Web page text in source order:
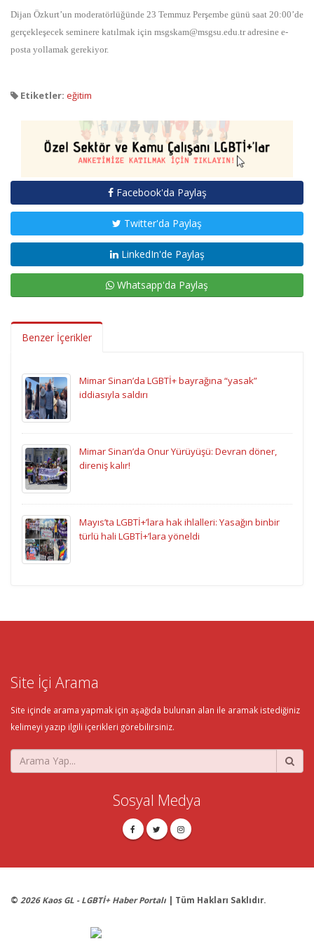
Dijan Özkurt’un moderatörlüğünde 23 Temmuz Perşembe günü saat 20:00’de
gerçekleşecek seminere katılmak için msgskam@msgsu.edu.tr adresine e-
posta yollamak gerekiyor.
Etiketler: eğitim
Facebook'da Paylaş
Twitter'da Paylaş
LinkedIn'de Paylaş
Whatsapp'da Paylaş
Benzer İçerikler
Mimar Sinan’da LGBTİ+ bayrağına “yasak”
iddiasıyla saldırı
Mimar Sinan’da Onur Yürüyüşü: Devran döner,
direniş kalır!
Mayıs’ta LGBTİ+’lara hak ihlalleri: Yasağın binbir
türlü hali LGBTİ+’lara yöneldi
Site İçi Arama
Site içinde arama yapmak için aşağıda bulunan alan ile aramak istediğiniz
kelimeyi yazıp ilgili içerikleri görebilirsiniz.
Sosyal Medya
© 2026 Kaos GL - LGBTİ+ Haber Portalı | Tüm Hakları Saklıdır.